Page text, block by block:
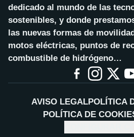
dedicado al mundo de las
sostenibles, y donde
las nuevas formas de
motos eléctricas, puntos de
combustible de hidrógeno…
AVISO LEGALPOLÍTICA
POLÍTICA DE